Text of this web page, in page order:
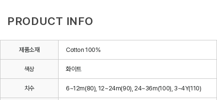
PRODUCT INFO
제품소재 Cotton 100%
색상 화이트
치수 6~12m(80), 12~24m(90), 24~36m(100), 3~4Y(110)